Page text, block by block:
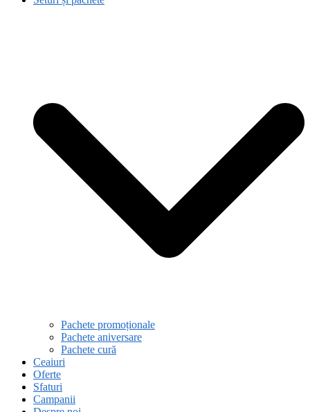
Pachete promoționale
Pachete aniversare
Pachete cură
Ceaiuri
Oferte
Sfaturi
Campanii